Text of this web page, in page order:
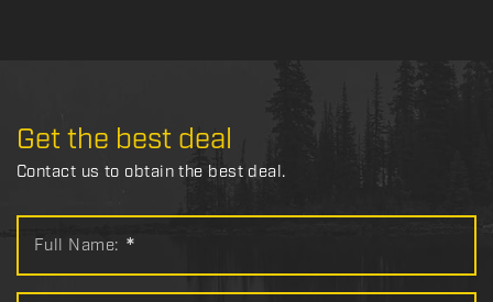
Get the best deal
Contact us to obtain the best deal.
Full Name: *